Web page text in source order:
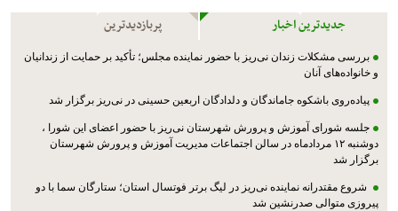
جدیدترین اخبار پربازدیدترین
بررسی مشکلات زندان نی‌ریز با حضور نماینده مجلس؛ تأکید بر حمایت از زندانیان
و خانواده‌های آنان
پیاده‌روی باشکوه جاماندگان و دلدادگان اربعین حسینی در نی‌ریز برگزار شد
جلسه شورای آموزش و پرورش شهرستان نی‌ریز با حضور اعضای این شورا ،
دوشنبه ۱۲ مردادماه در سالن اجتماعات مدیریت آموزش و پرورش شهرستان
برگزار شد
شروع مقتدرانه نماینده نی‌ریز در لیگ برتر فوتسال استان؛ ستارگان سما با دو
پیروزی متوالی صدرنشین شد